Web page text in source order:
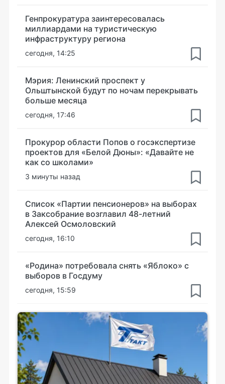
Генпрокуратура заинтересовалась
миллиардами на туристическую
инфраструктуру региона
сегодня, 14:25
Мэрия: Ленинский проспект у
Ольштынской будут по ночам перекрывать
больше месяца
сегодня, 17:46
Прокурор области Попов о госэкспертизе
проектов для «Белой Дюны»: «Давайте не
как со школами»
3 минуты назад
Список «Партии пенсионеров» на выборах
в Заксобрание возглавил 48-летний
Алексей Осмоловский
сегодня, 16:10
«Родина» потребовала снять «Яблоко» с
выборов в Госдуму
сегодня, 15:59